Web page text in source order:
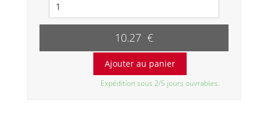
10.27 €
Expédition sous 2/5 jours ouvrables.